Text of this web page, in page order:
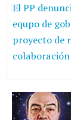
El PP
equpo de
proyecto de